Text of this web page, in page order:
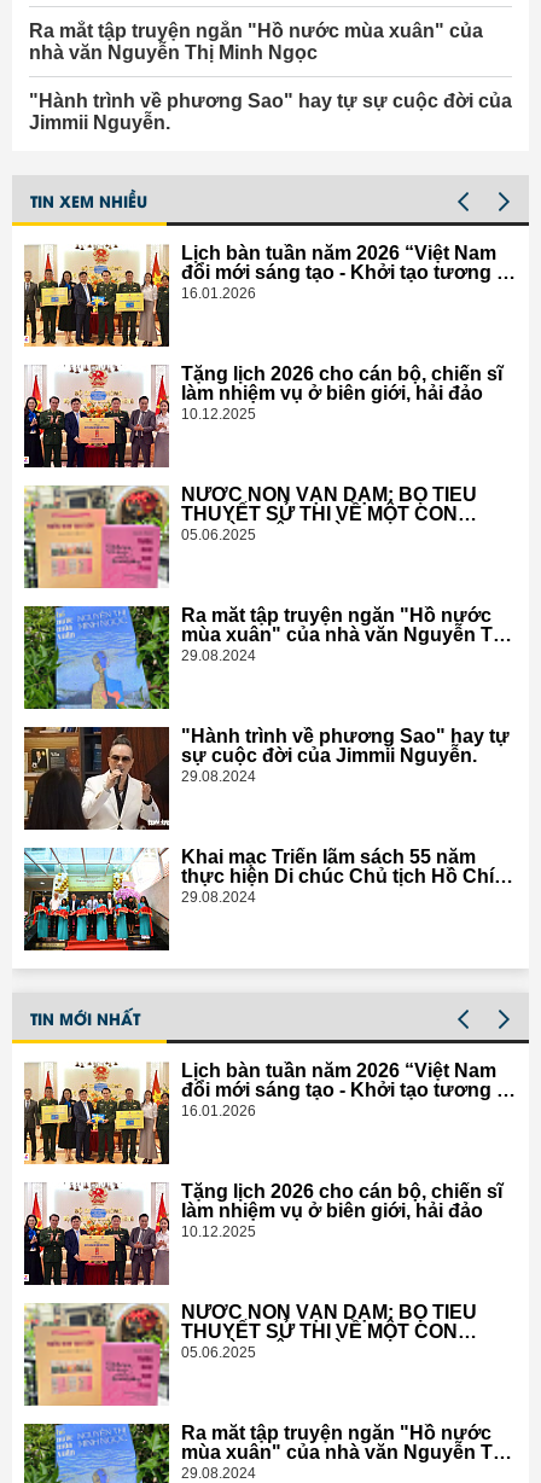
Ra mắt tập truyện ngắn "Hồ nước mùa xuân" của
nhà văn Nguyễn Thị Minh Ngọc
"Hành trình về phương Sao" hay tự sự cuộc đời của
Jimmii Nguyễn.
TIN XEM NHIỀU
Lịch bàn tuần năm 2026 “Việt Nam
đổi mới sáng tạo - Khởi tạo tương lai
số” đến với cán bộ, chiến sĩ
16.01.2026
Tặng lịch 2026 cho cán bộ, chiến sĩ
làm nhiệm vụ ở biên giới, hải đảo
10.12.2025
NƯỚC NON VẠN DẶM: BỘ TIỂU
THUYẾT SỬ THI VỀ MỘT CON
NGƯỜI, MỘT THỜI ĐẠI
05.06.2025
Ra mắt tập truyện ngắn "Hồ nước
mùa xuân" của nhà văn Nguyễn Thị
Minh Ngọc
29.08.2024
"Hành trình về phương Sao" hay tự
sự cuộc đời của Jimmii Nguyễn.
29.08.2024
Khai mạc Triển lãm sách 55 năm
thực hiện Di chúc Chủ tịch Hồ Chí
Minh
29.08.2024
TIN MỚI NHẤT
Lịch bàn tuần năm 2026 “Việt Nam
đổi mới sáng tạo - Khởi tạo tương lai
số” đến với cán bộ, chiến sĩ
16.01.2026
Tặng lịch 2026 cho cán bộ, chiến sĩ
làm nhiệm vụ ở biên giới, hải đảo
10.12.2025
NƯỚC NON VẠN DẶM: BỘ TIỂU
THUYẾT SỬ THI VỀ MỘT CON
NGƯỜI, MỘT THỜI ĐẠI
05.06.2025
Ra mắt tập truyện ngắn "Hồ nước
mùa xuân" của nhà văn Nguyễn Thị
Minh Ngọc
29.08.2024